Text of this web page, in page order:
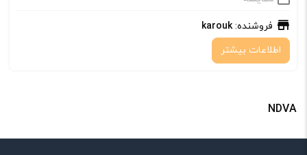
فروشنده:karouk
اطلاعات بیشتر
NDVA